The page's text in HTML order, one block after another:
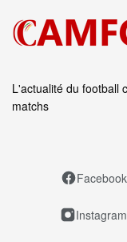
L'actualité du football
matchs
Facebook
Instagram